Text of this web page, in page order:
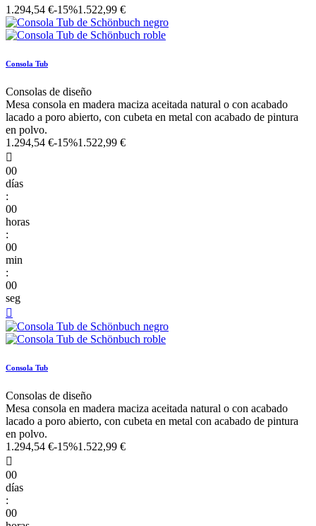
1.294,54 €-15%1.522,99 €
Consola Tub
Consolas de diseño
Mesa consola en madera maciza aceitada natural o con acabado
lacado a poro abierto, con cubeta en metal con acabado de pintura
en polvo.
1.294,54 €-15%1.522,99 €

00
días
:
00
horas
:
00
min
:
00
seg

Consola Tub
Consolas de diseño
Mesa consola en madera maciza aceitada natural o con acabado
lacado a poro abierto, con cubeta en metal con acabado de pintura
en polvo.
1.294,54 €-15%1.522,99 €

00
días
:
00